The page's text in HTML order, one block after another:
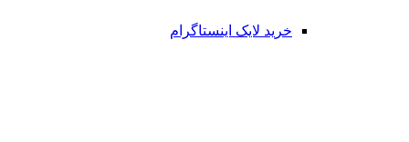
خرید لایک اینستاگرام